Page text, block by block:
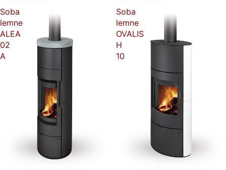
Soba
lemne
ALEA
02
A
Soba
lemne
OVALIS
H
10